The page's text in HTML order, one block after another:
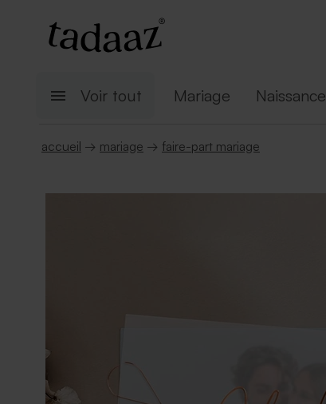
Voir tout Mariage Naissance
accueil → mariage → faire-part mariage